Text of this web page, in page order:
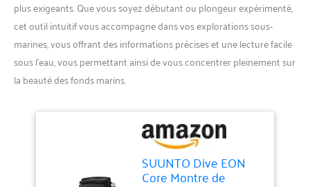
plus exigeants. Que vous soyez débutant ou plongeur expérimenté,
cet outil intuitif vous accompagne dans vos explorations sous-
marines, vous offrant des informations précises et une lecture facile
sous l’eau, vous permettant ainsi de vous concentrer pleinement sur
la beauté des fonds marins.
SUUNTO Dive EON
Core Montre de